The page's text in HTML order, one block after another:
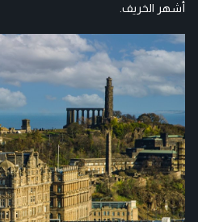
أشهر الخريف.